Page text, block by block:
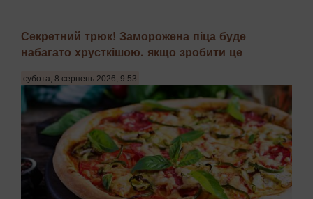
Секретний трюк! Заморожена піца буде
набагато хрусткішою. якщо зробити це
субота, 8 серпень 2026, 9:53